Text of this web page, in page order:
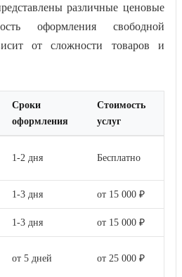
различные ценовые
оформления свободной
от сложности товаров и
Сроки
оформления
Стоимость
услуг
1-2 дня Бесплатно
1-3 дня от 15 000 ₽
1-3 дня от 15 000 ₽
от 5 дней от 25 000 ₽